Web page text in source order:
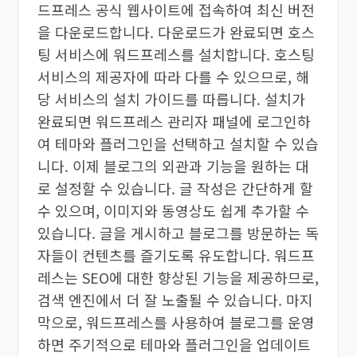
드프레스 공식 웹사이트에 접속하여 최신 버전
을 다운로드합니다. 다운로드가 완료되면 호스
팅 서비스에 워드프레스를 설치합니다. 호스팅
서비스의 제공자에 따라 다를 수 있으므로, 해
당 서비스의 설치 가이드를 따릅니다. 설치가
완료되면 워드프레스 관리자 패널에 로그인하
여 테마와 플러그인을 선택하고 설치할 수 있습
니다. 이제 블로그의 외관과 기능을 원하는 대
로 설정할 수 있습니다. 글 작성은 간단하게 할
수 있으며, 이미지와 동영상도 쉽게 추가할 수
있습니다. 글을 게시하고 블로그를 방문하는 독
자들이 컨텐츠를 즐기도록 유도합니다. 워드프
레스는 SEO에 대한 향상된 기능을 제공하므로,
검색 엔진에서 더 잘 노출될 수 있습니다. 마지
막으로, 워드프레스를 사용하여 블로그를 운영
하면 주기적으로 테마와 플러그인을 업데이트